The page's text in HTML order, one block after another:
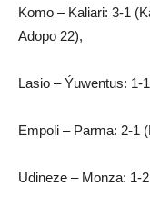
Komo – Kaliari: 3-1
Adopo 22),
Lasio – Ýuwentus: 1-
Empoli – Parma: 2-1
Udineze – Monza: 1-